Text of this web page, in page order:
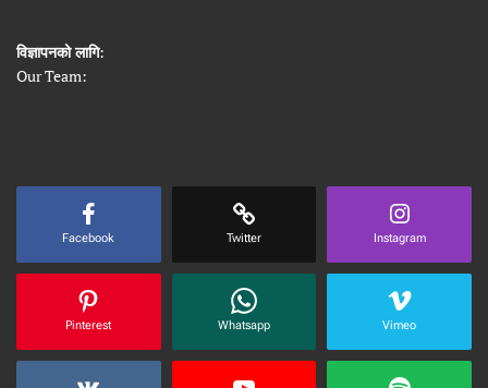
विज्ञापनको लागि:
Our Team:
Facebook Twitter Instagram
Pinterest Whatsapp Vimeo